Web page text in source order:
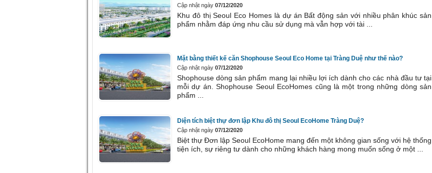
Cập nhật ngày 07/12/2020
Khu đô thị Seoul Eco Homes là dự án Bất động sản với nhiều phân khúc sản
phẩm nhằm đáp ứng nhu cầu sử dụng mà vẫn hợp với tài ...
Mặt bằng thiết kế căn Shophouse Seoul Eco Home tại Tràng Duệ như thế nào?
Cập nhật ngày 07/12/2020
Shophouse dòng sản phẩm mang lại nhiều lợi ích dành cho các nhà đầu tư tại
mỗi dự án. Shophouse Seoul EcoHomes cũng là một trong những dòng sản
phẩm ...
Diện tích biệt thự đơn lập Khu đô thị Seoul EcoHome Tràng Duệ?
Cập nhật ngày 07/12/2020
Biệt thự Đơn lập Seoul EcoHome mang đến một không gian sống với hệ thống
tiện ích, sự riêng tư dành cho những khách hàng mong muốn sống ở một ...